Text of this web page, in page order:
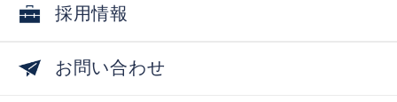
採用情報
お問い合わせ